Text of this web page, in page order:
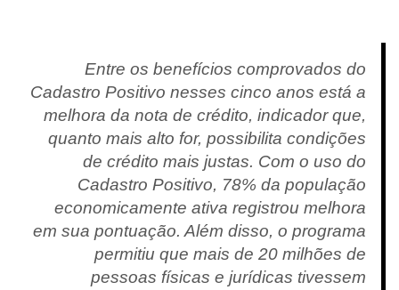
Entre os benefícios comprovados do
Cadastro Positivo nesses cinco anos está a
melhora da nota de crédito, indicador que,
quanto mais alto for, possibilita condições
de crédito mais justas. Com o uso do
Cadastro Positivo, 78% da população
economicamente ativa registrou melhora
em sua pontuação. Além disso, o programa
permitiu que mais de 20 milhões de
pessoas físicas e jurídicas tivessem